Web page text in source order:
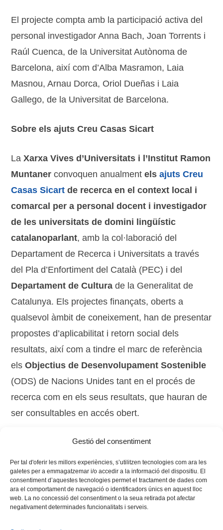
Gestió del consentiment
Per tal d'oferir les millors experiències, s’utilitzen tecnologies com ara les
galetes per a emmagatzemar i/o accedir a la informació del dispositiu. El
consentiment d’aquestes tecnologies permet el tractament de dades com
ara el comportament de navegació o identificadors únics en aquest lloc
web. La no concessió del consentiment o la seua retirada pot afectar
negativament determinades funcionalitats i serveis.
El projecte compta amb la participació activa del
personal investigador Anna Bach, Joan Torrents i
Raúl Cuenca, de la Universitat Autònoma de
Barcelona, així com d’Alba Masramon, Laia
Masnou, Arnau Dorca, Oriol Dueñas i Laia
Gallego, de la Universitat de Barcelona.
Sobre els ajuts Creu Casas Sicart
LaXarxa Vives d’Universitats i l’Institut Ramon
Muntaner convoquen anualmentelsajuts Creu
Casas Sicart de recerca en el context local i
comarcal per a personal docent i investigador
de les universitats de domini lingüístic
catalanoparlant, amb la col·laboració del
Departament de Recerca i Universitats a través
del Pla d’Enfortiment del Català (PEC) i del
Departament de Cultura de la Generalitat de
Catalunya. Els projectes finançats, oberts a
qualsevol àmbit de coneixement, han de presentar
propostes d’aplicabilitat i retorn social dels
resultats, així com a tindre el marc de referència
elsObjectius de Desenvolupament Sostenible
(ODS) de Nacions Unides tant en el procés de
recerca com en els seus resultats, que hauran de
ser consultables en accés obert.